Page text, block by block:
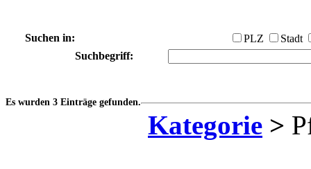
Suchen in: PLZ
Stadt
Suchbegriff:
Es wurden 3 Einträge gefunden.
Kategorie >